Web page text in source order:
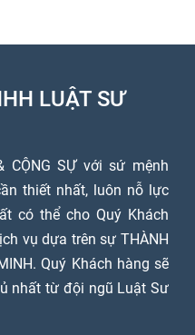
LUẬT SƯ
CỘNG SỰ với sứ mệnh
thiết nhất, luôn nỗ lực
có thể cho Quý Khách
vụ dựa trên sự THÀNH
Quý Khách hàng sẽ
nhất từ đội ngũ Luật Sư